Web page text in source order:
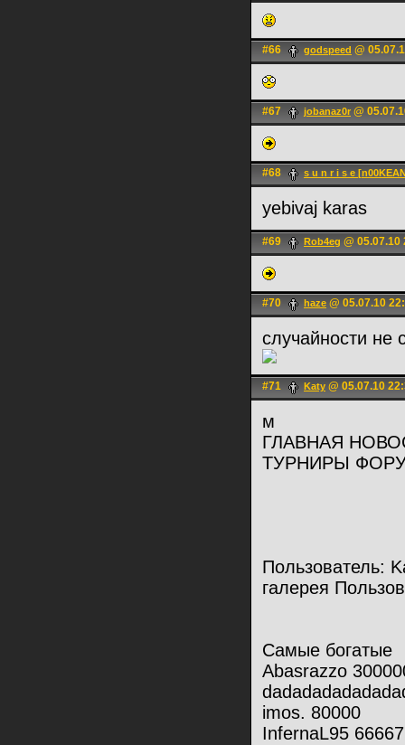
#66 godspeed @
#67 jobanaz0r @
#68 s u n r i s e
yebivaj karas
#69 Rob4eg @ 05.07.10
#70 haze @ 05.07.10
случайности
#71 Katy @ 05.07.10
м
ГЛАВНАЯ
ТУРНИРЫ
Пользователь:
галерея
Самые богатые
Abasrazzo
imos. 80000
InfernaL95 66667